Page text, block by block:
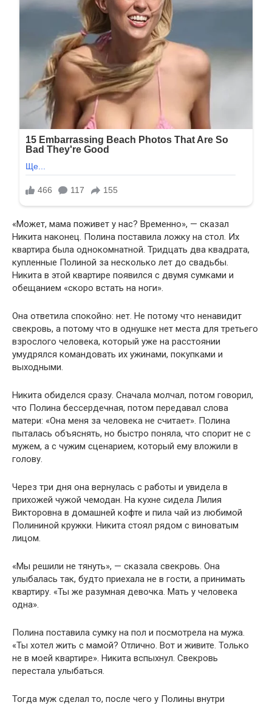
«Может, мама поживет у нас? Временно», — сказал
Никита наконец. Полина поставила ложку на стол. Их
квартира была однокомнатной. Тридцать два квадрата,
купленные Полиной за несколько лет до свадьбы.
Никита в этой квартире появился с двумя сумками и
обещанием «скоро встать на ноги».
Она ответила спокойно: нет. Не потому что ненавидит
свекровь, а потому что в однушке нет места для третьего
взрослого человека, который уже на расстоянии
умудрялся командовать их ужинами, покупками и
выходными.
Никита обиделся сразу. Сначала молчал, потом говорил,
что Полина бессердечная, потом передавал слова
матери: «Она меня за человека не считает». Полина
пыталась объяснять, но быстро поняла, что спорит не с
мужем, а с чужим сценарием, который ему вложили в
голову.
Через три дня она вернулась с работы и увидела в
прихожей чужой чемодан. На кухне сидела Лилия
Викторовна в домашней кофте и пила чай из любимой
Полининой кружки. Никита стоял рядом с виноватым
лицом.
«Мы решили не тянуть», — сказала свекровь. Она
улыбалась так, будто приехала не в гости, а принимать
квартиру. «Ты же разумная девочка. Мать у человека
одна».
Полина поставила сумку на пол и посмотрела на мужа.
«Ты хотел жить с мамой? Отлично. Вот и живите. Только
не в моей квартире». Никита вспыхнул. Свекровь
перестала улыбаться.
Тогда муж сделал то, после чего у Полины внутри